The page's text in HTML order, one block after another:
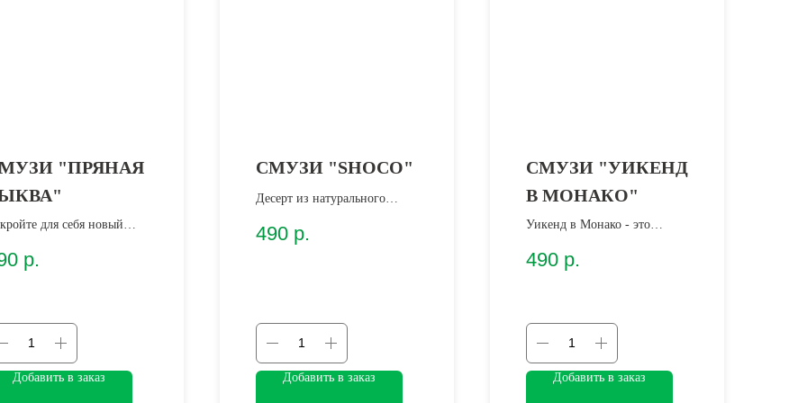
"ПРЯНАЯ
для себя новый
вкусом!
р.
Добавить в заказ
СМУЗИ "SHOCO"
Десерт из натурального
выносливость и мозговую
490 р.
Добавить в заказ
СМУЗИ "УИКЕНД
В МОНАКО"
Уикенд в Монако - это
vita!
490 р.
Добавить в заказ